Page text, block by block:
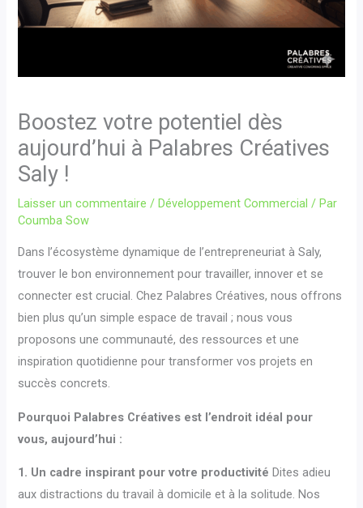
Boostez votre potentiel dès
aujourd’hui à Palabres Créatives
Saly !
Laisser un commentaire / Développement Commercial / Par
Coumba Sow
Dans l’écosystème dynamique de l’entrepreneuriat à Saly,
trouver le bon environnement pour travailler, innover et se
connecter est crucial. Chez Palabres Créatives, nous offrons
bien plus qu’un simple espace de travail ; nous vous
proposons une communauté, des ressources et une
inspiration quotidienne pour transformer vos projets en
succès concrets.
Pourquoi Palabres Créatives est l’endroit idéal pour
vous, aujourd’hui :
1. Un cadre inspirant pour votre productivité Dites adieu
aux distractions du travail à domicile et à la solitude. Nos